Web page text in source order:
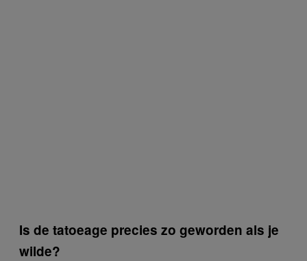
Is de tatoeage precies zo geworden als je
wilde?